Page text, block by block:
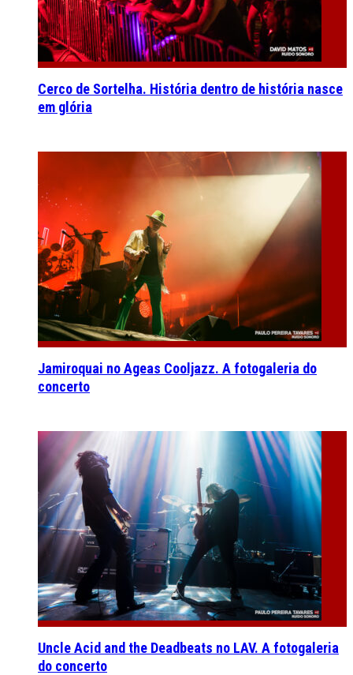
Cerco de Sortelha. História dentro de história nasce
em glória
Jamiroquai no Ageas Cooljazz. A fotogaleria do
concerto
Uncle Acid and the Deadbeats no LAV. A fotogaleria
do concerto